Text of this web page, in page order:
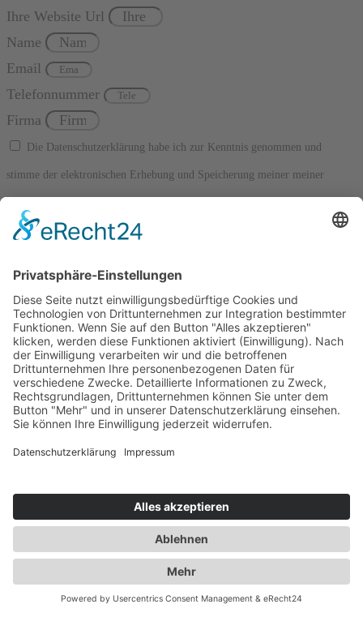
Ihre Website Url
Name
Email
Telefonnummer
Firma
Die Datenschutzerklärung habe ich zur Kenntnis genommen und
stimme der elektronischen Erhebung und Speicherung meiner meiner
Diese Einwilligung kann jederzeit widerrufen werden.
Los geht's...
Name
Email
Die Datenschutzerklärung habe ich zur Kenntnis genommen und
stimme der elektronischen Erhebung und Speicherung meiner meiner